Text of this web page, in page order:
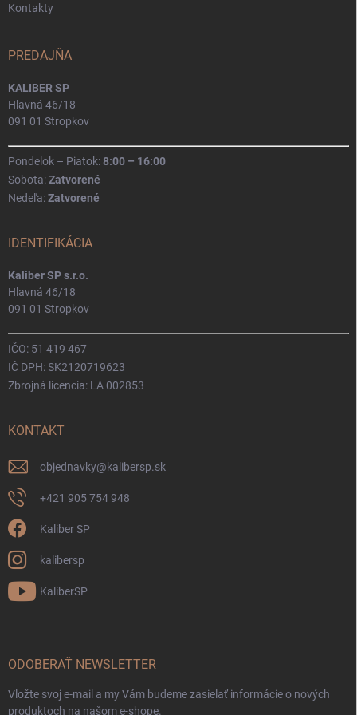
Kontakty
PREDAJŇA
KALIBER SP
Hlavná 46/18
091 01 Stropkov
Pondelok – Piatok:8:00 – 16:00
Sobota:Zatvorené
Nedeľa:Zatvorené
IDENTIFIKÁCIA
Kaliber SP s.r.o.
Hlavná 46/18
091 01 Stropkov
IČO: 51 419 467
IČ DPH: SK2120719623
Zbrojná licencia: LA 002853
KONTAKT
objednavky@kalibersp.sk
+421 905 754 948
Kaliber SP
kalibersp
KaliberSP
ODOBERAŤ NEWSLETTER
Vložte svoj e-mail a my Vám budeme zasielať informácie o nových
produktoch na našom e-shope.